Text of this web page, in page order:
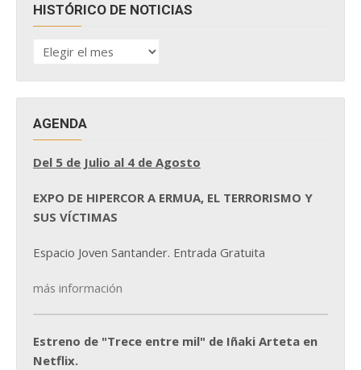
HISTÓRICO DE NOTICIAS
HISTÓRICO
DE
AGENDA
Del 5 de Julio al 4 de Agosto
EXPO DE HIPERCOR A ERMUA, EL TERRORISMO Y
SUS VÍCTIMAS
Espacio Joven Santander. Entrada Gratuita
más información
Estreno de "Trece entre mil" de Iñaki Arteta en
Netflix.